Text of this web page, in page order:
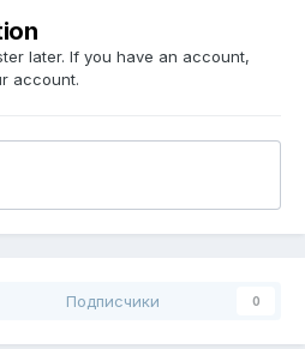
later. If you have an account,
account.
Подписчики 0